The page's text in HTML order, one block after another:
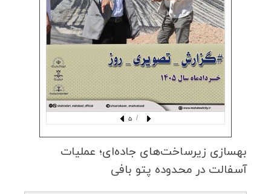
/ 5
بهسازی زیرساخت‌های جاده‌ای؛ عملیات
آسفالت در محدوده پتو بافی